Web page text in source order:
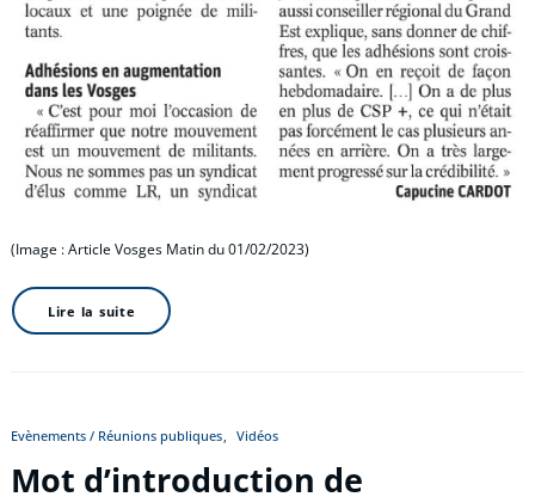
(Image : Article Vosges Matin du 01/02/2023)
Lire la suite
Evènements / Réunions publiques Vidéos
Mot d’introduction de